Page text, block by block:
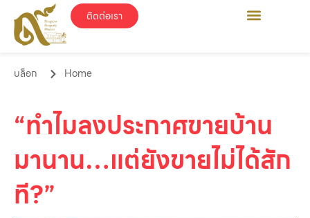
ติดต่อเรา
บล็อก Home
“ทำไมลงประกาศขายบ้าน
มานาน…แต่ยังขายไม่ได้สัก
ที?”